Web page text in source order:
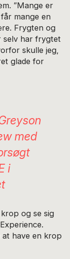
”Mange er
mange en
Frygten og
selv har frygtet
skulle jeg,
glade for
med
i
og se sig
at have en krop